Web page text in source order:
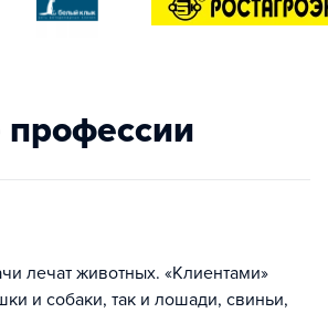
лечат животных. «Клиентами»
и собаки, так и лошади, свиньи,